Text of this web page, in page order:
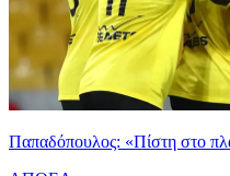
Παπαδόπουλος: «Πίστη στο